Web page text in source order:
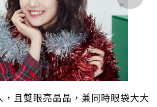
，且雙眼亮晶晶，兼同時眼袋大大